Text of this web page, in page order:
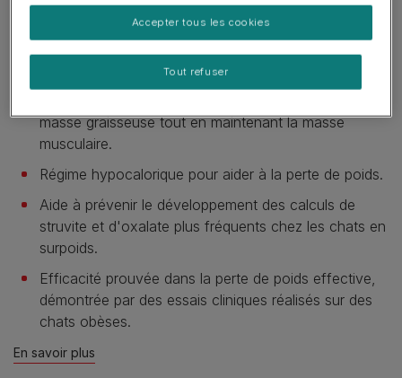
Sauce
masse graisseuse tout en maintenant la masse
musculaire.
Régime hypocalorique pour aider à la perte de poids.
Aide à prévenir le développement des calculs de
struvite et d'oxalate plus fréquents chez les chats en
surpoids.
Efficacité prouvée dans la perte de poids effective,
démontrée par des essais cliniques réalisés sur des
chats obèses.
En savoir plus
Tout refuser
Accepter tous les cookies